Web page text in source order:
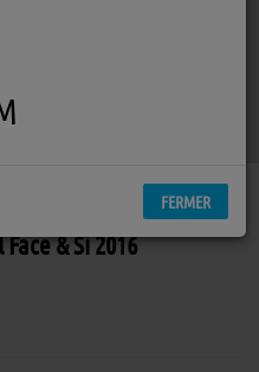
& Si 2016
FERMER